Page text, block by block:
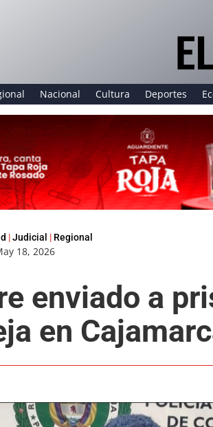
Nacional Cultura Deportes
|Judicial | Regional
18, 2026
enviado a
en